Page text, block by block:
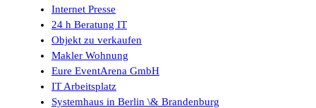
Internet Presse
24 h Beratung IT
Objekt zu verkaufen
Makler Wohnung
Eure EventArena GmbH
IT Arbeitsplatz
Systemhaus in Berlin \& Brandenburg